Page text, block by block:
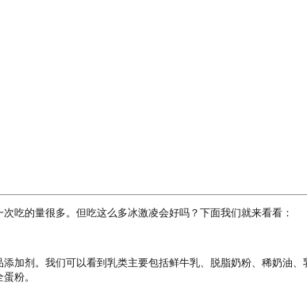
吃的量很多。但吃这么多冰激凌会好吗？下面我们就来看看：
加剂。我们可以看到乳类主要包括鲜牛乳、脱脂奶粉、稀奶油
粉。